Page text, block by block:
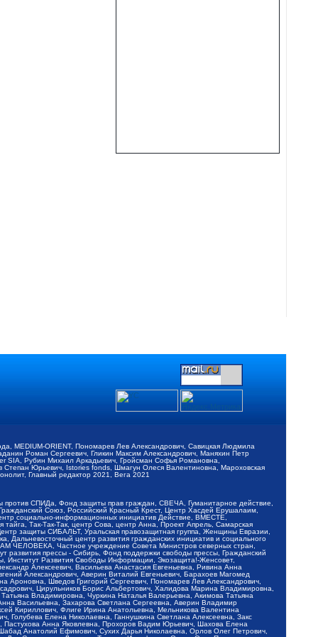
MEDIUM-ORIENT, Пономарев Лев Александрович, Савицкая Людмила
Роман Сергеевич, Гликин Максим Александрович, Маняхин Петр
Рубин Михаил Аркадьевич, Гройсман Софья Романовна,
Юрьевич, Istories fonds, Шмагун Олеся Валентиновна, Мароховская
Главный редактор 2021, Вега 2021
СПИДа, Фонд защиты прав граждан, СВЕЧА, Гуманитарное действие,
Союз, Российский Красный Крест, Центр Хасдей Ерушалаим,
социально-информационных инициатив Действие, ВМЕСТЕ,
Так-Так-Так, центр Сова, центр Анна, Проект Апрель, Самарская
защиты СИБАЛЬТ, Уральская правозащитная группа, Женщины Евразии,
Дальневосточный центр развития гражданских инициатив и социального
ЧЕЛОВЕКА, Частное учреждение Совета Министров северных стран,
прессы - Сибирь, Фонд поддержки свободы прессы, Гражданский
Институт Развития Свободы Информации, Экозащита!-Женсовет,
Алексеевич, Васильева Анастасия Евгеньевна, Ривина Анна
Александрович, Аверин Виталий Евгеньевич, Барахоев Магомед
Шведов Григорий Сергеевич, Пономарев Лев Александрович,
Цирульников Борис Альбертович, Халидова Марина Владимировна,
Владимировна, Чуркина Наталья Валерьевна, Акимова Татьяна
Васильевна, Захарова Светлана Сергеевна, Аверин Владимир
Кириллович, Флиге Ирина Анатольевна, Мельникова Валентина
Елена Николаевна, Ганнушкина Светлана Алексеевна, Закс
Анна Яковлевна, Прохоров Вадим Юрьевич, Шахова Елена
Анатолий Ефимович, Сухих Дарья Николаевна, Орлов Олег Петрович,